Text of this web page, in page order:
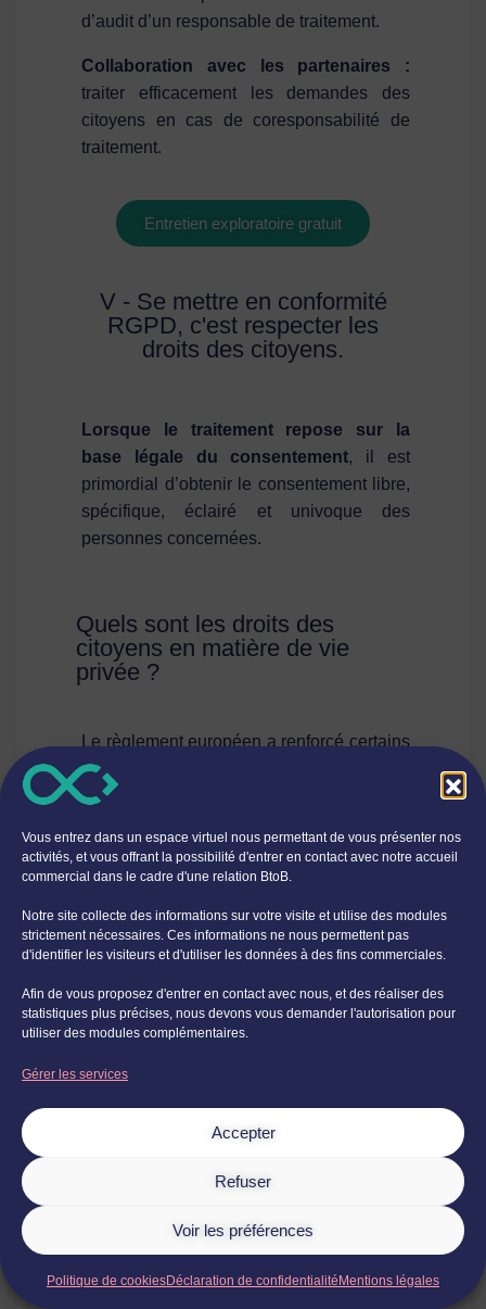
Vous entrez dans un espace virtuel nous permettant de vous présenter nos
activités, et vous offrant la possibilité d'entrer en contact avec notre accueil
commercial dans le cadre d'une relation BtoB.
Notre site collecte des informations sur votre visite et utilise des modules
strictement nécessaires. Ces informations ne nous permettent pas
d'identifier les visiteurs et d'utiliser les données à des fins commerciales.
Afin de vous proposez d'entrer en contact avec nous, et des réaliser des
statistiques plus précises, nous devons vous demander l'autorisation pour
utiliser des modules complémentaires.
Gérer les services
Accepter
Refuser
Voir les préférences
Politique de cookiesDéclaration de confidentialité Mentions légales
d’audit d’un responsable de traitement.
Collaboration avec les partenaires :
traiter efficacement les demandes des
citoyens en cas de coresponsabilité de
traitement.
Entretien exploratoire gratuit
V - Se mettre en conformité
RGPD, c'est respecter les
droits des citoyens.
Lorsque le traitement repose sur la
base légale du consentement, il est
primordial d’obtenir le consentement libre,
spécifique, éclairé et univoque des
personnes concernées.
Quels sont les droits des
citoyens en matière de vie
privée ?
Le règlement européen a renforcé certains
droits et en a apporté de nouveaux.
Dorénavant, les citoyens peuvent exercer
demande auprès d’un responsable de
traitement.
Les citoyens peuvent exercer :
Ce droit permet de savoir quelles données
elles sont utilisées. Il permet en outre de
pouvoir obtenir une copie des données,
afin que la personne constate elle-même.
Un droit à l’effacement (ou droit à
Il s’agit de demander la suppression des
données.